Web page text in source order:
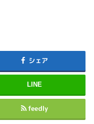
シェア
LINE
feedly